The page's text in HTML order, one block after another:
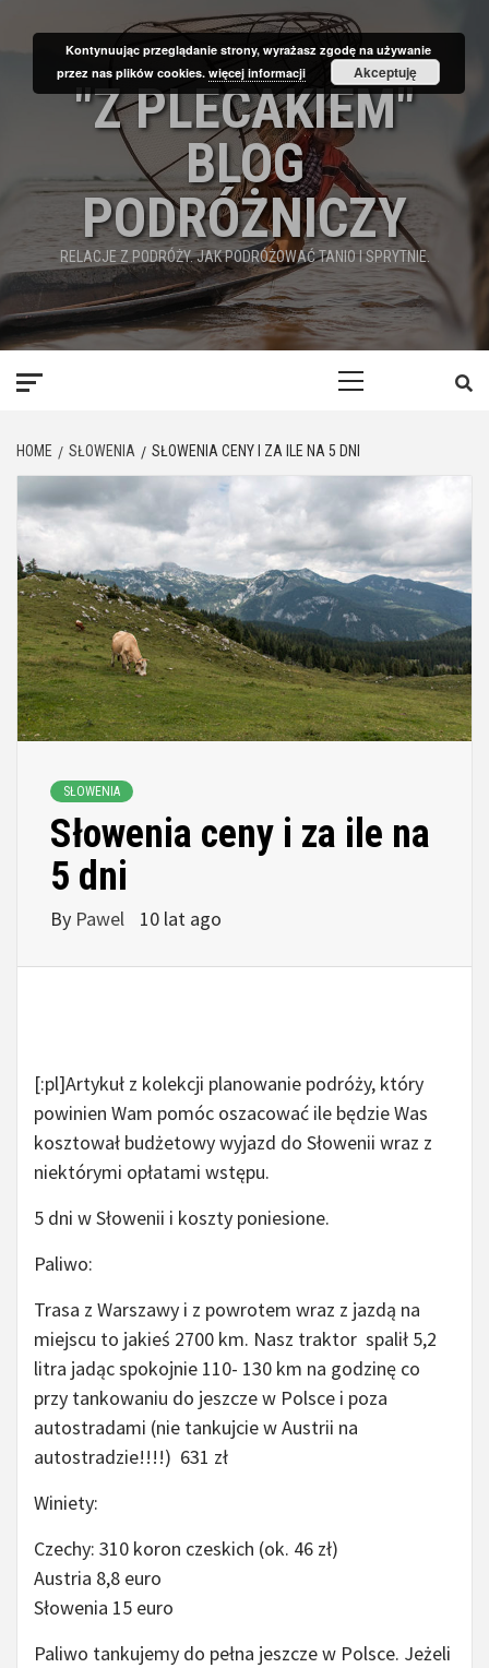
"Z PLECAKIEM"
BLOG
PODRÓŻNICZY
RELACJE Z PODRÓŻY. JAK PODRÓŻOWAĆ TANIO I SPRYTNIE.
HOME SŁOWENIA SŁOWENIA CENY I ZA ILE NA 5 DNI
SŁOWENIA
Słowenia ceny i za ile na
5 dni
By Pawel 10 lat ago
[:pl]Artykuł z kolekcji planowanie podróży, który
powinien Wam pomóc oszacować ile będzie Was
kosztował budżetowy wyjazd do Słowenii wraz z
niektórymi opłatami wstępu.
5 dni w Słowenii i koszty poniesione.
Paliwo:
Trasa z Warszawy i z powrotem wraz z jazdą na
miejscu to jakieś 2700 km. Nasz traktor spalił 5,2
litra jadąc spokojnie 110- 130 km na godzinę co
przy tankowaniu do jeszcze w Polsce i poza
autostradami (nie tankujcie w Austrii na
autostradzie!!!!) 631 zł
Winiety:
Czechy: 310 koron czeskich (ok. 46 zł)
Austria 8,8 euro
Słowenia 15 euro
Paliwo tankujemy do pełna jeszcze w Polsce. Jeżeli
Kontynuując przeglądanie strony, wyrażasz zgodę na używanie
przez nas plików cookies.więcej informacji Akceptuję